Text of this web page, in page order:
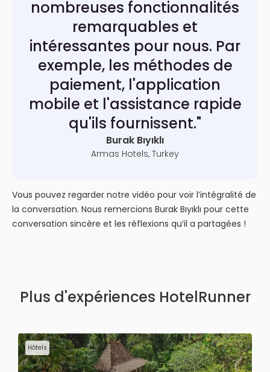
nombreuses fonctionnalités
remarquables et
intéressantes pour nous. Par
exemple, les méthodes de
paiement, l'application
mobile et l'assistance rapide
qu'ils fournissent."
Burak Bıyıklı
Armas Hotels, Turkey
Vous pouvez regarder notre vidéo pour voir l’intégralité de
la conversation. Nous remercions Burak Bıyıklı pour cette
conversation sincère et les réflexions qu’il a partagées !
Plus d'expériences HotelRunner
Hôtels